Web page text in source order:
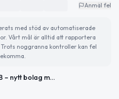
Anmäl fel
med stöd av automatiserade
Vårt mål är alltid att rapportera
noggranna kontroller kan fel
Lines Hylla AB – nytt bolag med fokus på förvaltning och konsultverksamhet